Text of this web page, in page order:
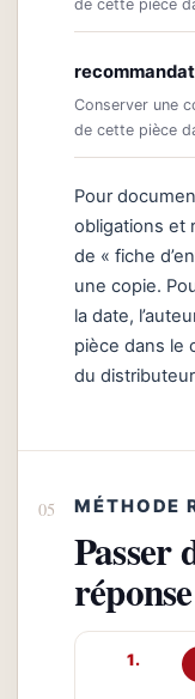
de cette pièce
Conserver une
de cette pièce
Pour
obligations et
de « fiche
une copie.
la date,
pièce dans le
du
MÉTHODE
Passer